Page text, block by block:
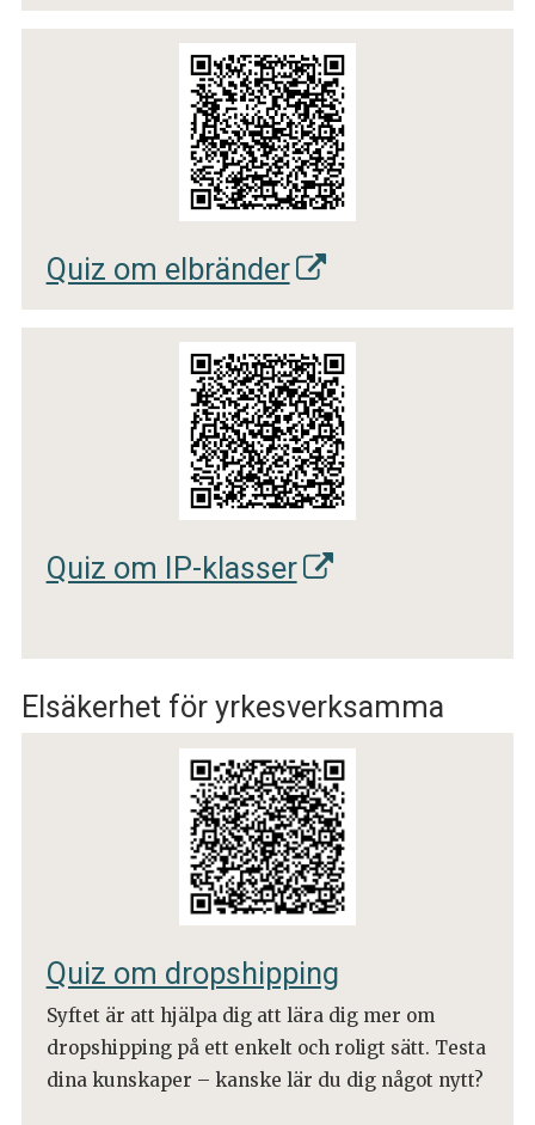
Quiz om elbränder
Quiz om IP-klasser
Elsäkerhet för yrkesverksamma
Quiz om dropshipping
Syftet är att hjälpa dig att lära dig mer om
dropshipping på ett enkelt och roligt sätt. Testa
dina kunskaper – kanske lär du dig något nytt?